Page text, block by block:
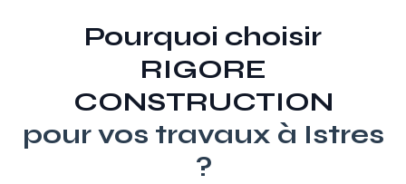
Pourquoi choisir
RIGORE
CONSTRUCTION
pour vos travaux à Istres
?